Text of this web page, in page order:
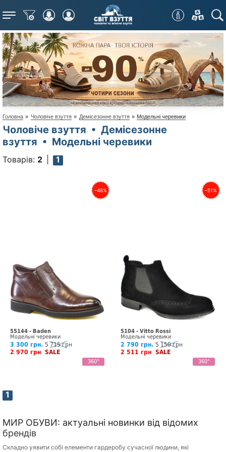
Меню
Головна » Чоловіче взуття » Демісезонне взуття » Модельні черевики
Чоловіче взуття • Демісезонне
взуття • Модельні черевики
Товарів: 2 1
–48%
55144 - Baden
Модельні черевики
3 300 грн. 5 715 грн
2 970 грн SALE
360°
–51%
5104 - Vitto Rossi
Модельні черевики
2 790 грн. 5 150 грн
2 511 грн SALE
360°
1
МИР ОБУВИ: актуальні новинки від відомих
брендів
Складно уявити собі елементи гардеробу сучасної людини, які